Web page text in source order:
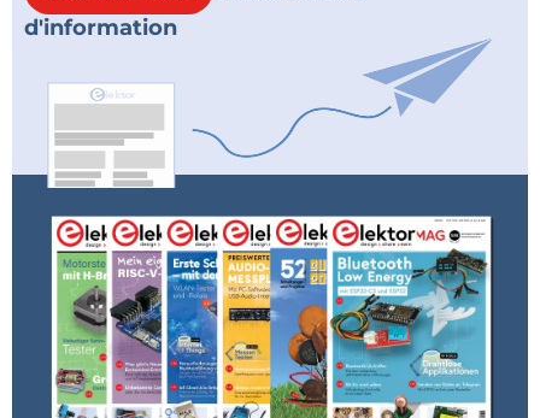
d'information